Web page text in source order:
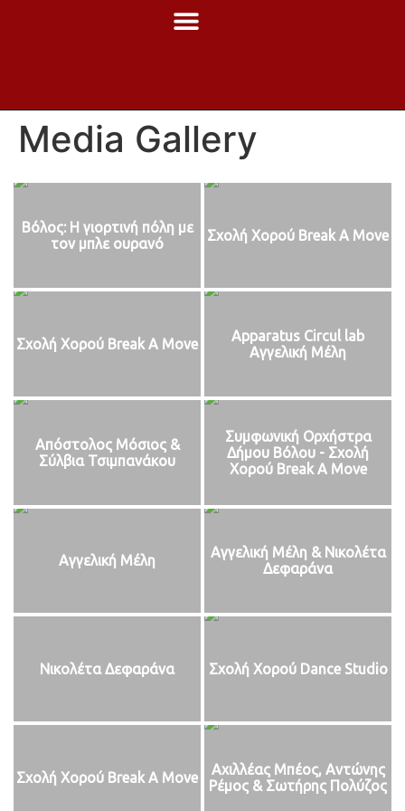
Media Gallery
Βόλος: Η γιορτινή πόλη με
τον μπλε ουρανό
Σχολή Χορού Break A Move
Σχολή Χορού Break A Move
Apparatus Circul lab
Αγγελική Μέλη
Απόστολος Μόσιος &
Σύλβια Τσιμπανάκου
Συμφωνική Ορχήστρα
Δήμου Βόλου - Σχολή
Χορού Break A Move
Αγγελική Μέλη
Αγγελική Μέλη & Νικολέτα
Δεφαράνα
Νικολέτα Δεφαράνα Σχολή Χορού Dance Studio
Σχολή Χορού Break A Move
Αχιλλέας Μπέος, Αντώνης
Ρέμος & Σωτήρης Πολύζος